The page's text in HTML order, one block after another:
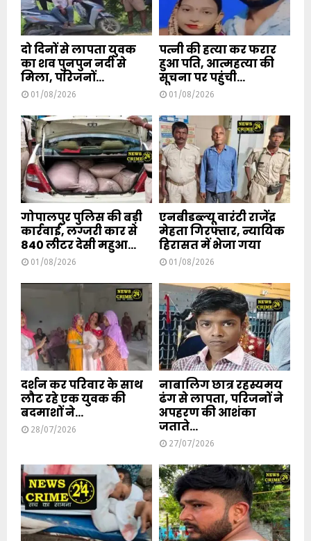
दो दिनों से लापता युवक
का शव पुनपुन नदी से
मिला, परिजनों...
01/08/2026
पत्नी की हत्या कर फरार
हुआ पति, आत्महत्या की
सूचना पर पहुंची...
01/08/2026
गोपालपुर पुलिस की बड़ी
कार्रवाई, लग्जरी कार से
840 लीटर देसी महुआ...
01/08/2026
एनबीडब्ल्यू वारंटी राजेंद्र
मेहता गिरफ्तार, न्यायिक
हिरासत में भेजा गया
01/08/2026
दर्शन कर परिवार के साथ
लौट रहे एक युवक की
बदमाशों ने...
28/07/2026
नाबालिग छात्र रहस्यमय
ढंग से लापता, परिजनों ने
अपहरण की आशंका
जताते...
27/07/2026